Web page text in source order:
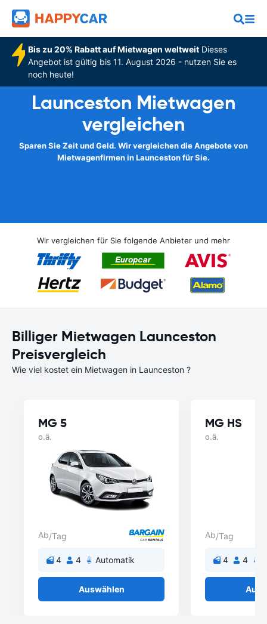
Bis zu 20% Rabatt auf Mietwagen weltweitDieses
Angebot ist gültig bis 11. August 2026 - nutzen Sie es
noch heute!
Launceston Mietwagen
vergleichen
Sparen Sie Zeit und Geld. Wir vergleichen die Angebote von
Mietwagenfirmen in Launceston für Sie.
Wir vergleichen für Sie folgende Anbieter und mehr
Billiger Mietwagen Launceston
Preisvergleich
Wie viel kostet ein Mietwagen in Launceston ?
MG 5
o.ä.
Ab/Tag
4 4 Automatik
Auswählen
MG HS
o.ä.
Ab/Tag
4 4